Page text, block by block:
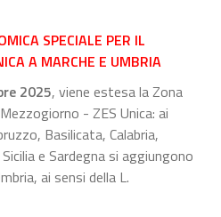
SPECIALE PER IL
A MARCHE E UMBRIA
2025, viene estesa la Zona
- ZES Unica: ai
Basilicata, Calabria,
e Sardegna si aggiungono
ai sensi della L.